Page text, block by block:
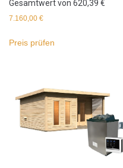
Gesamtwert von 620,39 €
7.160,00 €
Preis prüfen